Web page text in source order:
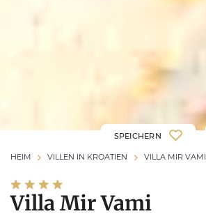
HEIM VILLEN IN KROATIEN VILLA MIR VAMI
Villa Mir Vami
SPEICHERN